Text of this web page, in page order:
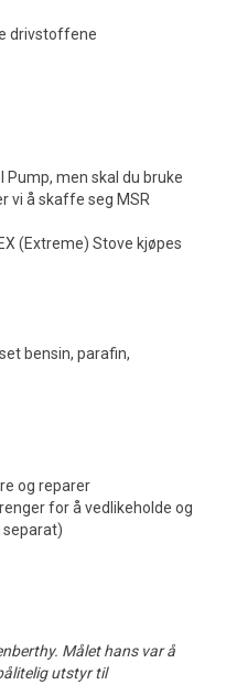
drivstoffene
Pump, men skal du bruke
vi å skaffe seg MSR
(Extreme) Stove kjøpes
bensin, parafin,
og reparer
for å vedlikeholde og
separat)
Målet hans var å
utstyr til